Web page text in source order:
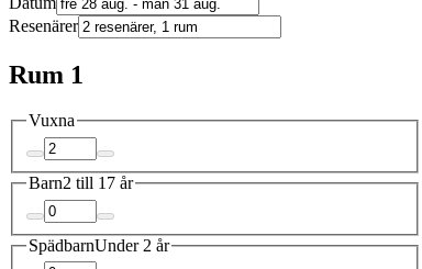
Resenärer
Rum 1
Vuxna
Barn2 till 17 år
SpädbarnUnder 2 år